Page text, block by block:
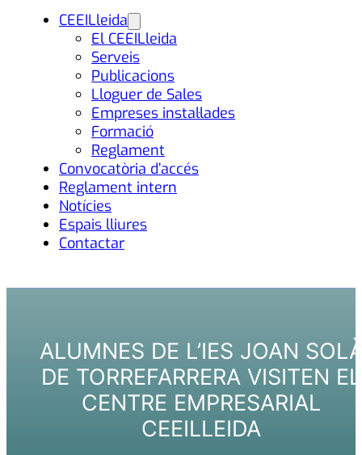
CEEILleida
El CEEILleida
Serveis
Publicacions
Lloguer de Sales
Empreses instal·lades
Formació
Reglament
Convocatòria d’accés
Reglament intern
Notícies
Espais lliures
Contactar
ALUMNES DE L’IES JOAN
DE TORREFARRERA VISITEN EL
CENTRE EMPRESARIAL
CEEILLEIDA